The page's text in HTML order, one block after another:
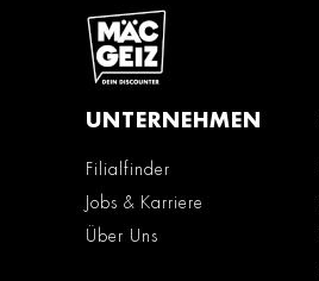
UNTERNEHMEN
Filialfinder
Jobs & Karriere
Über Uns